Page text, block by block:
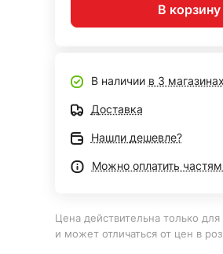
В корзину
В наличии в 3 магазинах
Доставка
Нашли дешевле?
Можно оплатить
Цена действительна только
и может отличаться от цен в